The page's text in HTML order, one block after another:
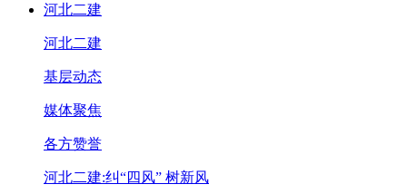
河北二建
河北二建
基层动态
媒体聚焦
各方赞誉
河北二建:纠“四风” 树新风